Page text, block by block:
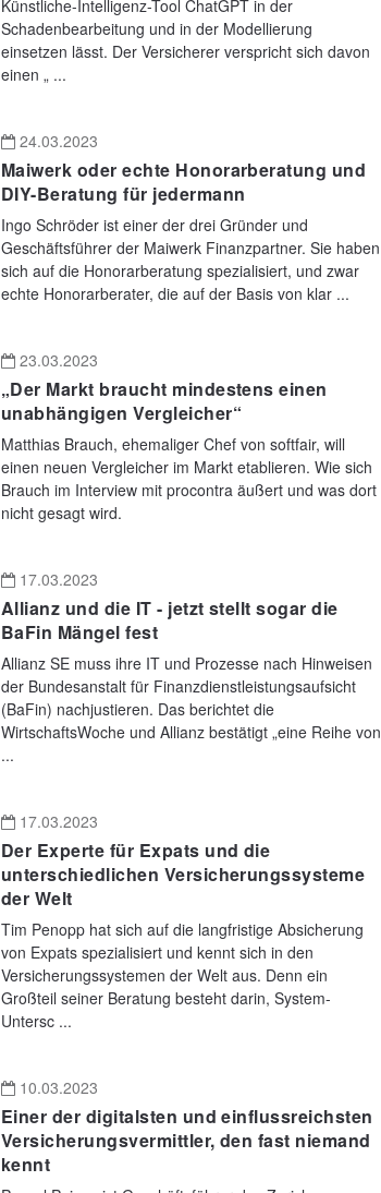
Künstliche-Intelligenz-Tool ChatGPT in der
Schadenbearbeitung und in der Modellierung
einsetzen lässt. Der Versicherer verspricht sich davon
einen „ ...
24.03.2023
Maiwerk oder echte Honorarberatung und
DIY-Beratung für jedermann
Ingo Schröder ist einer der drei Gründer und
Geschäftsführer der Maiwerk Finanzpartner. Sie haben
sich auf die Honorarberatung spezialisiert, und zwar
echte Honorarberater, die auf der Basis von klar ...
23.03.2023
„Der Markt braucht mindestens einen
unabhängigen Vergleicher“
Matthias Brauch, ehemaliger Chef von softfair, will
einen neuen Vergleicher im Markt etablieren. Wie sich
Brauch im Interview mit procontra äußert und was dort
nicht gesagt wird.
17.03.2023
Allianz und die IT - jetzt stellt sogar die
BaFin Mängel fest
Allianz SE muss ihre IT und Prozesse nach Hinweisen
der Bundesanstalt für Finanzdienstleistungsaufsicht
(BaFin) nachjustieren. Das berichtet die
WirtschaftsWoche und Allianz bestätigt „eine Reihe von
...
17.03.2023
Der Experte für Expats und die
unterschiedlichen Versicherungssysteme
der Welt
Tim Penopp hat sich auf die langfristige Absicherung
von Expats spezialisiert und kennt sich in den
Versicherungssystemen der Welt aus. Denn ein
Großteil seiner Beratung besteht darin, System-
Untersc ...
10.03.2023
Einer der digitalsten und einflussreichsten
Versicherungsvermittler, den fast niemand
kennt